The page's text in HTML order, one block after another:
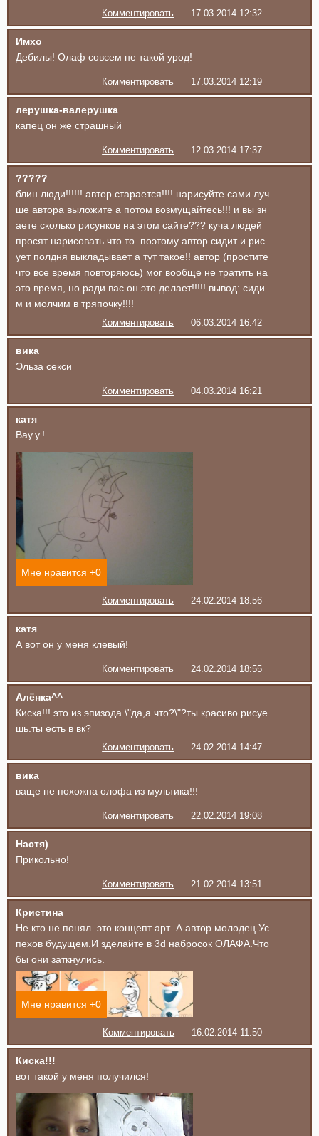
Комментировать 17.03.2014 12:32
Имхо
Дебилы! Олаф совсем не такой урод!
Комментировать 17.03.2014 12:19
лерушка-валерушка
капец он же страшный
Комментировать 12.03.2014 17:37
?????
блин люди!!!!!! автор старается!!!! нарисуйте сами луч
ше автора выложите а потом возмущайтесь!!! и вы зн
аете сколько рисунков на этом сайте??? куча людей
просят нарисовать что то. поэтому автор сидит и рис
ует полдня выкладывает а тут такое!! автор (простите
что все время повторяюсь) мог вообще не тратить на
это время, но ради вас он это делает!!!!! вывод: сиди
м и молчим в тряпочку!!!!
Комментировать 06.03.2014 16:42
вика
Эльза секси
Комментировать 04.03.2014 16:21
катя
Вау.у.!
Мне нравится +0
Комментировать 24.02.2014 18:56
катя
А вот он у меня клевый!
Комментировать 24.02.2014 18:55
Алёнка^^
Киска!!! это из эпизода \"да,а что?\"?ты красиво рисуе
шь.ты есть в вк?
Комментировать 24.02.2014 14:47
вика
ваще не похожна олофа из мультика!!!
Комментировать 22.02.2014 19:08
Настя)
Прикольно!
Комментировать 21.02.2014 13:51
Кристина
Не кто не понял. это концепт арт .А автор молодец.Ус
пехов будущем.И зделайте в 3d набросок ОЛАФА.Что
бы они заткнулись.
Мне нравится +0
Комментировать 16.02.2014 11:50
Киска!!!
вот такой у меня получился!